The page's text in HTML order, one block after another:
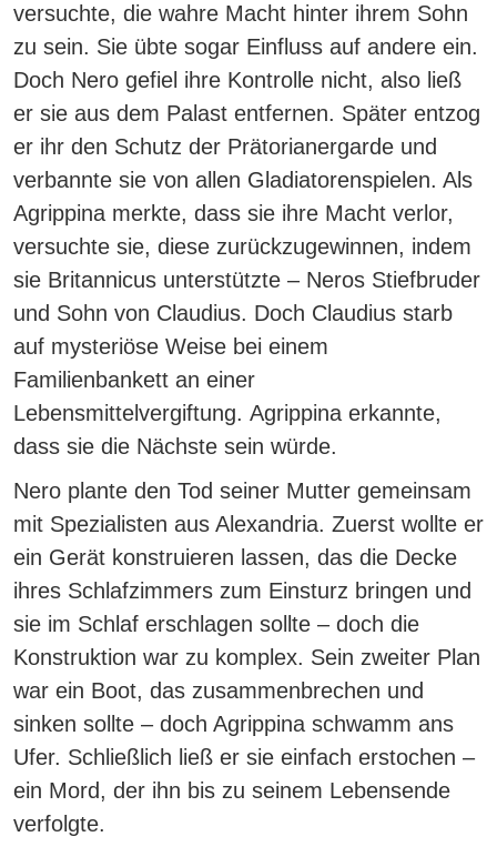
versuchte, die wahre Macht hinter ihrem Sohn
zu sein. Sie übte sogar Einfluss auf andere ein.
Doch Nero gefiel ihre Kontrolle nicht, also ließ
er sie aus dem Palast entfernen. Später entzog
er ihr den Schutz der Prätorianergarde und
verbannte sie von allen Gladiatorenspielen. Als
Agrippina merkte, dass sie ihre Macht verlor,
versuchte sie, diese zurückzugewinnen, indem
sie Britannicus unterstützte – Neros Stiefbruder
und Sohn von Claudius. Doch Claudius starb
auf mysteriöse Weise bei einem
Familienbankett an einer
Lebensmittelvergiftung. Agrippina erkannte,
dass sie die Nächste sein würde.
Nero plante den Tod seiner Mutter gemeinsam
mit Spezialisten aus Alexandria. Zuerst wollte er
ein Gerät konstruieren lassen, das die Decke
ihres Schlafzimmers zum Einsturz bringen und
sie im Schlaf erschlagen sollte – doch die
Konstruktion war zu komplex. Sein zweiter Plan
war ein Boot, das zusammenbrechen und
sinken sollte – doch Agrippina schwamm ans
Ufer. Schließlich ließ er sie einfach erstochen –
ein Mord, der ihn bis zu seinem Lebensende
verfolgte.